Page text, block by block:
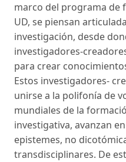
marco del programa de
UD, se piensan
investigación, desde
investigadores-
para crear
Estos investigadores-
unirse a la polifonía de
mundiales de la
investigativa, avanzan
epistemes, no
transdisciplinares. De